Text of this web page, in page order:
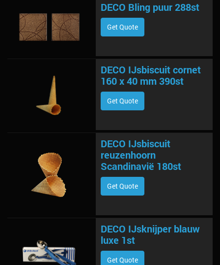
DECO Bling puur 288st
Get Quote
DECO IJsbiscuit cornet
160 x 40 mm 390st
Get Quote
DECO IJsbiscuit
reuzenhoorn
Scandinavië 180st
Get Quote
DECO IJsknijper blauw
luxe 1st
Get Quote